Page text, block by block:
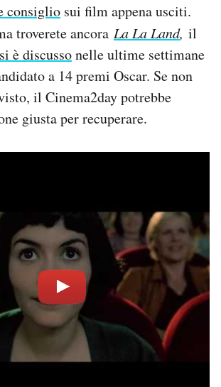
consiglio sui film appena usciti.
troverete ancora La La Land, il
si è discussonelle ultime settimane
a 14 premi Oscar. Se non
il Cinema2day potrebbe
giusta per recuperare.